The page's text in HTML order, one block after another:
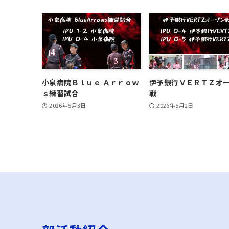
小泉病院Ｂｌｕｅ Ａｒｒｏｗ
ｓ練習試合
2026年5月3日
伊予銀行ＶＥＲＴＺオ
戦
2026年5月2日